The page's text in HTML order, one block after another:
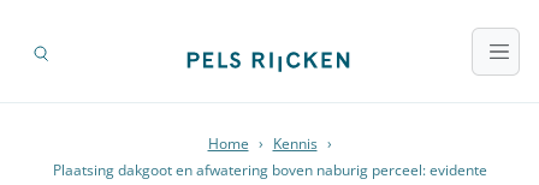
Home › Kennis ›
Plaatsing dakgoot en afwatering boven naburig perceel: evidente